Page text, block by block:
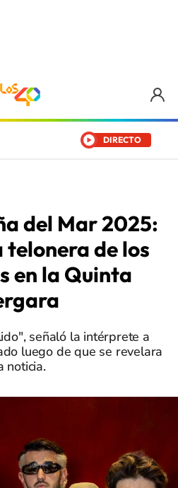
DIRECTO
del Mar 2025:
telonera de los
en la Quinta
señaló la intérprete a
luego de que se revelara
noticia.